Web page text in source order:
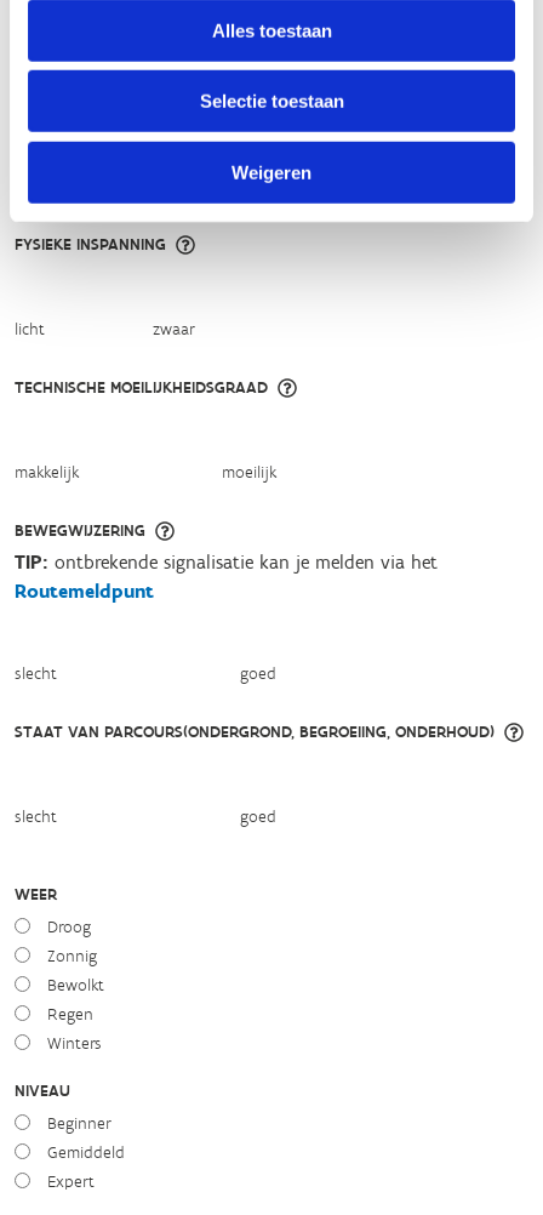
Alles toestaan
Selectie toestaan
Weigeren
ALGEMENE BEOORDELING *
goed
FYSIEKE INSPANNING
licht zwaar
TECHNISCHE MOEILIJKHEIDSGRAAD
makkelijk moeilijk
BEWEGWIJZERING
slecht goed
TIP: ontbrekende signalisatie kan je melden via het
Routemeldpunt
STAAT VAN PARCOURS(ONDERGROND, BEGROEIING, ONDERHOUD)
slecht goed
WEER
Droog
Zonnig
Bewolkt
Regen
Winters
NIVEAU
Beginner
Gemiddeld
Expert